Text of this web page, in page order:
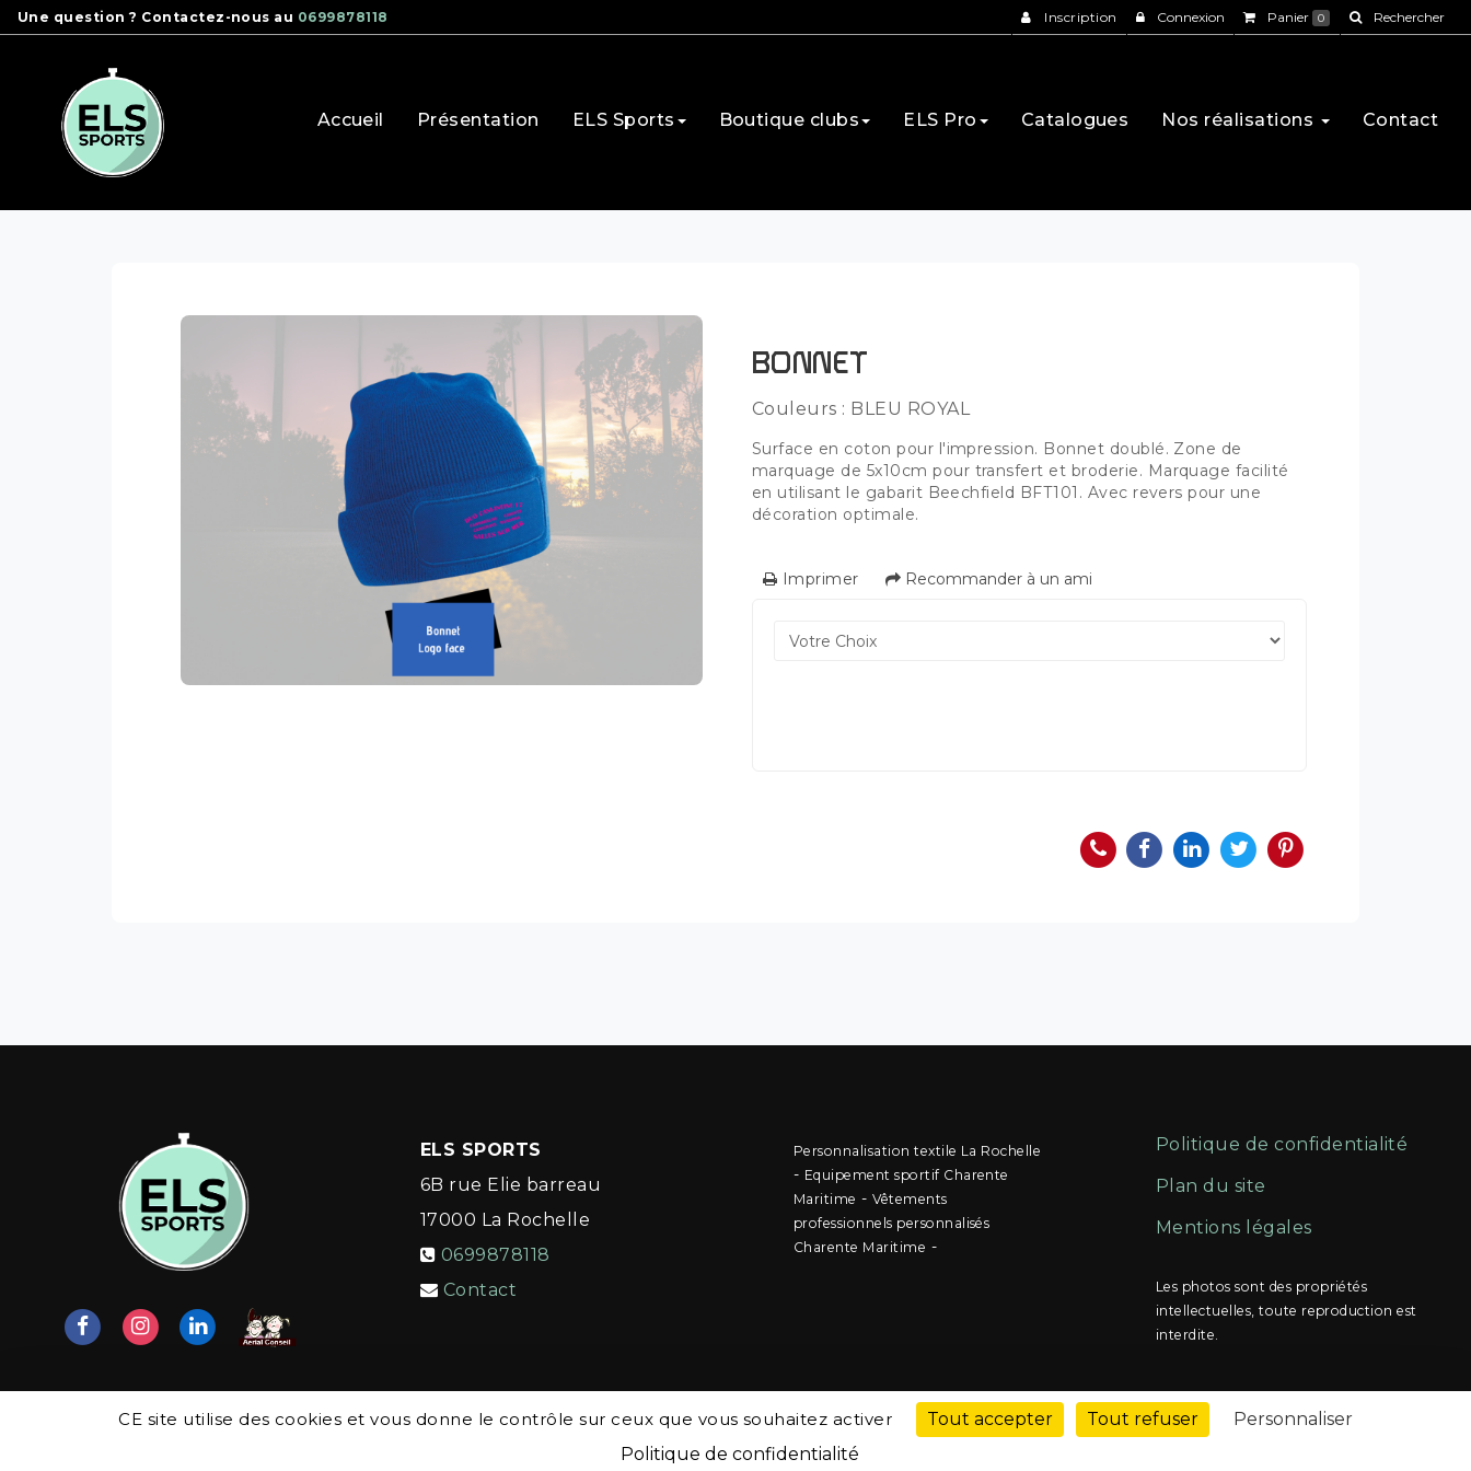
Panneau de gestion des cookies
CE site utilise des cookies et vous donne le contrôle sur ceux que vous souhaitez activer Tout accepter Tout refuser
Personnaliser
Politique de confidentialité
Accueil Présentation ELS Sports Boutique clubs ELS Pro Catalogues Nos réalisations Contact
BONNET
Couleurs : BLEU ROYAL
Surface en coton pour l'impression. Bonnet doublé. Zone de
marquage de 5x10cm pour transfert et broderie. Marquage facilité
en utilisant le gabarit Beechfield BFT101. Avec revers pour une
décoration optimale.
Imprimer Recommander à un ami
Une question ? Contactez-nous au 0699878118 Inscription Connexion Panier 0 Rechercher
ELS SPORTS
6B rue Elie barreau
17000 La Rochelle
0699878118
Contact
Personnalisation textile La Rochelle
- Equipement sportif Charente
Maritime -Vêtements
professionnels personnalisés
Charente Maritime -
Politique de confidentialité
Plan du site
Mentions légales
Les photos sont des propriétés
intellectuelles, toute reproduction est
interdite.